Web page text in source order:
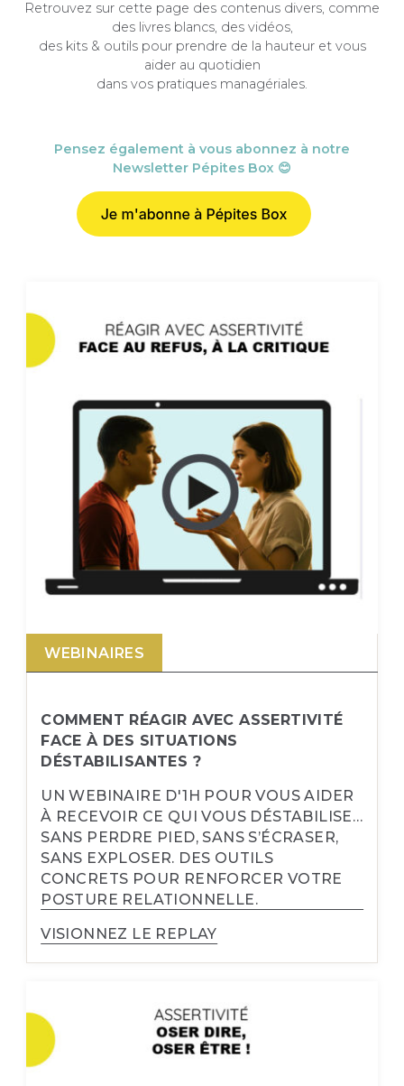
Retrouvez sur cette page des contenus divers, comme
des livres blancs, des vidéos,
des kits & outils pour prendre de la hauteur et vous
aider au quotidien
dans vos pratiques managériales.
Pensez également à vous abonnez à notre
Newsletter Pépites Box 😊
WEBINAIRES
COMMENT RÉAGIR AVEC ASSERTIVITÉ
FACE À DES SITUATIONS
DÉSTABILISANTES ?
UN WEBINAIRE D'1H POUR VOUS AIDER
À RECEVOIR CE QUI VOUS DÉSTABILISE…
SANS PERDRE PIED, SANS S’ÉCRASER,
SANS EXPLOSER. DES OUTILS
CONCRETS POUR RENFORCER VOTRE
POSTURE RELATIONNELLE.
VISIONNEZ LE REPLAY